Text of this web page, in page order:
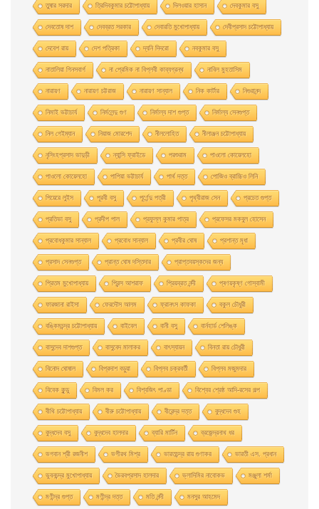
তুষার সরদার ত্রিদিবকুমার চট্টোপাধ্যায় দিলওয়ার হাসান দেবকুমার বসু
দেবতোষ দাশ দেবব্রত সরকার দেবারতি মুখােপাধ্যায় দেবীপ্রসাদ চট্টোপাধ্যায়
দেবেশ রায় দেশ পত্রিকা দ্যনি দিদরো নবকুমার বসু
নাতালিয়া গিনসবার্গ না প্রেমিক না বিপ্লবী কাব্যগ্রন্থ নাবিল মুহতাসিম
নারায়ণ নারায়ণ চট্টরাজ নারায়ণ সান্যাল নিক কার্টার নিগুরানন্দ
নিমাই ভট্টাচার্য নির্মলেন্দু গুণ নির্মাল্য দাশ গুপ্ত নির্মাল্য সেনগুপ্ত
নিল গেইম্যান নিয়াজ মোরশেদ নীললােহিত নীলাঞ্জন চট্টোপাধ্যায়
নৃসিংহপ্রসাদ ভাদুড়ী ন্যান্সি ফ্রাইডে পরশুরাম পাওলাে কোয়েলহাে
পাওলাে কোয়েলহো পাপিয়া ভট্টাচার্য পার্থ দত্ত পােজিও ব্রাচ্চিও লিনি
পিয়েরে লুইস পূরবী বসু পূর্ণেন্দু পত্রী পৃথ্বীরাজ সেন প্রচেত গুপ্ত
প্রতিভা বসু প্রদীপ পাল প্রফুল্ল কুমার পাত্র প্রফেসর মকবুল হােসেন
প্রবােধকুমার সান্যাল প্রবােধ সান্যাল প্রবীর ঘােষ প্রশান্ত মৃধা
প্রসাদ সেনগুপ্ত প্রান্ত ঘোষ দস্তিদার প্রাপ্তবয়স্কদের জন্য
প্রিতম মুখোপাধ্যায় প্রিন্স আশরাফ প্রিয়ব্রত নন্দী প্ৰণয়কৃষ্ণ গোস্বামী
ফারজানা রাইসা ফেরদৌস আলম ফ্রানৎস কাফকা বকুল চৌধুরী
বঙ্কিমচন্দ্র চট্টোপাধ্যায় বাইবেল বানী বসু বার্নহার্ড শেলিঙ্ক
বাসুদেব দাশগুপ্ত বাসুবেদ মালাকর বাৎস্যায়ন বিনতা রায় চৌধুরী
বিনোদ ঘোষাল বিপ্রদাশ বড়ুয়া বিপ্লব চক্রবর্তী বিপ্লব মজুমদার
বিবেক কুন্ডু বিমল কর বিশ্বজিৎ পাণ্ডা বিশ্বের শ্রেষ্ঠ আদি-রসের গল্প
বীথি চট্টোপাধ্যায় বীরু চট্টোপাধ্যায় বীরেন্দ্র দত্ত বুদ্ধদেব গুহ
বুদ্ধদেব বসু বুদ্ধদেব হালদার ব্যারি মার্টিন ব্রজেন্দ্রনাথ ধর
ভগবান শ্রী রজনীশ ভগীরথ মিশ্র ভারতচন্দ্র রায় গুণাকর ভারতী এস. প্রধান
ভুবনচন্দ্র মুখোপাধ্যায় ভৈরবপ্রসাদ হালদার ভ্লাদিমির নাবোকভ মঞ্জুলা শর্মা
মণীন্দ্র গুপ্ত মণীন্দ্র দত্ত মতি নন্দী মনসুর আহমেদ